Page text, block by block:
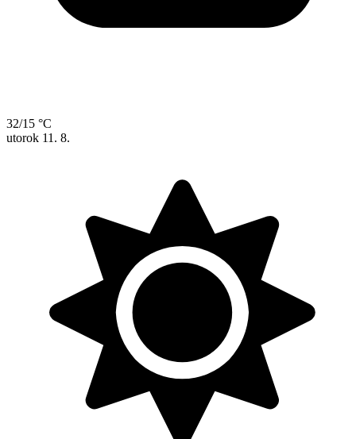
32/15 °C
utorok 11. 8.